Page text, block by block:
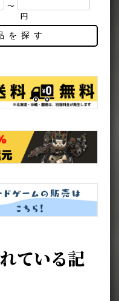
～
円
を探す
ている記